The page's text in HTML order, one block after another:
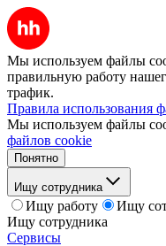
Мы используем файлы
правильную работу
трафик.
Правила использования
Мы используем файлы
файлов cookie
Понятно
Ищу сотрудника
Ищу работу
Ищу
Ищу сотрудника
Сервисы